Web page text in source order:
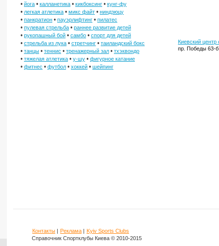
• йога • калланетика • кикбоксинг • кунг-фу
• легкая атлетика • микс файт • ниндзюцу
• панкратион • пауэрлифтинг • пилатес
• пулевая стрельба • раннее развитие детей
• рукопашный бой • самбо • спорт для детей
• стрельба из лука • стретчинг • таиландский бокс
• танцы • теннис • тренажерный зал • тхэквондо
• тяжелая атлетика • у-шу • фигурное катание
• фитнес • футбол • хоккей • шейпинг
Киевский
пр. Победы 63-б
Контакты | Реклама | Kyiv Sports Clubs
Справочник Спортклубы Киева © 2010-2015